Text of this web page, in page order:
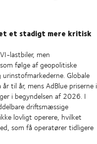
et stadigt mere kritisk
lastbiler, men
følge af geopolitiske
Globale
til år, mens AdBlue priserne i
i begyndelsen af 2026. I
driftsmæssige
lovligt operere, hvilket
som få operatører tidligere